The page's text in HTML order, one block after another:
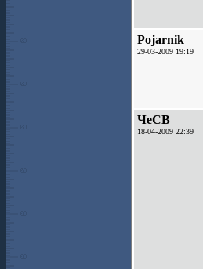
Pojarnik
29-03-2009 19:19
ЧеСВ
18-04-2009 22:39